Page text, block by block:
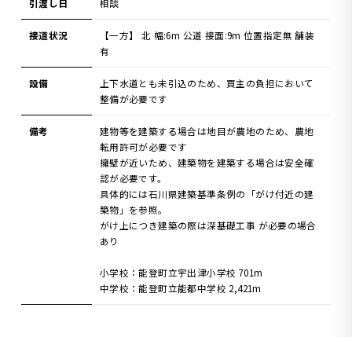
引渡し日 相談
接道状況
【一方】 北 幅:6m 公道 接面:9m 位置指定無 舗装
有
設備
上下水道とも未引込のため、買主の負担において
整備が必要です
備考
建物等を建築する場合は地目が農地のため、農地
転用許可が必要です
擁壁が近いため、建築物を建築する場合は安全確
認が必要です。
具体的には石川県建築基準条例の「がけ付近の建
築物」を参照。
がけ上につき建築の際は深基礎工事 が必要の場合
あり
小学校：能登町立宇出津小学校 701m
中学校：能登町立能都中学校 2,421m